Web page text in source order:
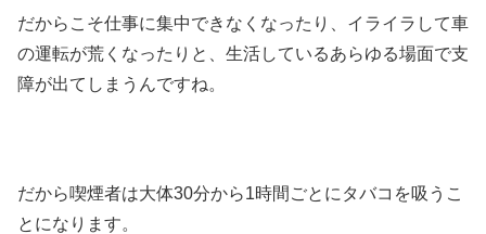
だからこそ仕事に集中できなくなったり、イライラして車
の運転が荒くなったりと、生活しているあらゆる場面で支
障が出てしまうんですね。
だから喫煙者は大体30分から1時間ごとにタバコを吸うこ
とになります。